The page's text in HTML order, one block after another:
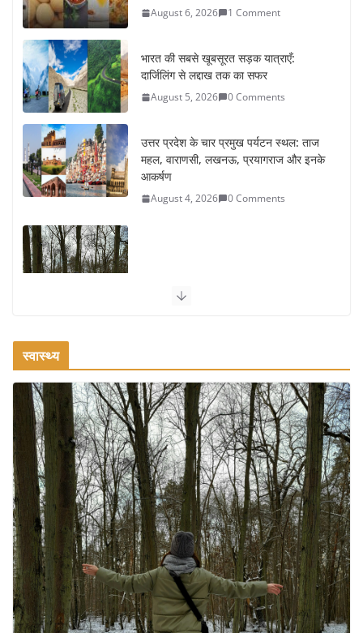
August 6, 2026 1 Comment
भारत की सबसे खूबसूरत सड़क यात्राएँ:
दार्जिलिंग से लद्दाख तक का सफर
August 5, 2026 0 Comments
उत्तर प्रदेश के चार प्रमुख पर्यटन स्थल: ताज
महल, वाराणसी, लखनऊ, प्रयागराज और इनके
आकर्षण
August 4, 2026 0 Comments
August 3, 2026
ऑफबीट समर डेस्टिनेशन: गर्मियों के लिए 7 बेहतरीन ठंडी जगहें – भीड़ से
दूर छुट्टियां
August 2, 2026 1 Comment
भारत में दर्शनीय 10 सबसे प्रसिद्ध मंदिर:
आस्था, इतिहास और वास्तुकला के अद्भुत
प्रतीक
August 9, 2026 0 Comments
स्वास्थ्य